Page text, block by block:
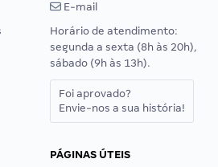
E-mail
Horário de atendimento:
segunda a sexta (8h às 20h),
sábado (9h às 13h).
Foi aprovado?
Envie-nos a sua história!
PÁGINAS ÚTEIS